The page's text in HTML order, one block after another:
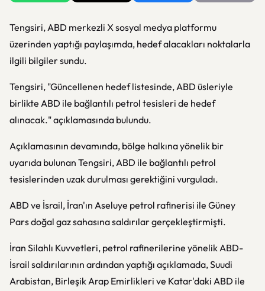
Tengsiri, ABD merkezli X sosyal medya platformu
üzerinden yaptığı paylaşımda, hedef alacakları noktalarla
ilgili bilgiler sundu.
Tengsiri, "Güncellenen hedef listesinde, ABD üsleriyle
birlikte ABD ile bağlantılı petrol tesisleri de hedef
alınacak." açıklamasında bulundu.
Açıklamasının devamında, bölge halkına yönelik bir
uyarıda bulunan Tengsiri, ABD ile bağlantılı petrol
tesislerinden uzak durulması gerektiğini vurguladı.
ABD ve İsrail, İran'ın Aseluye petrol rafinerisi ile Güney
Pars doğal gaz sahasına saldırılar gerçekleştirmişti.
İran Silahlı Kuvvetleri, petrol rafinerilerine yönelik ABD-
İsrail saldırılarının ardından yaptığı açıklamada, Suudi
Arabistan, Birleşik Arap Emirlikleri ve Katar'daki ABD ile